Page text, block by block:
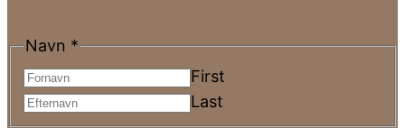
Navn *
First
Last